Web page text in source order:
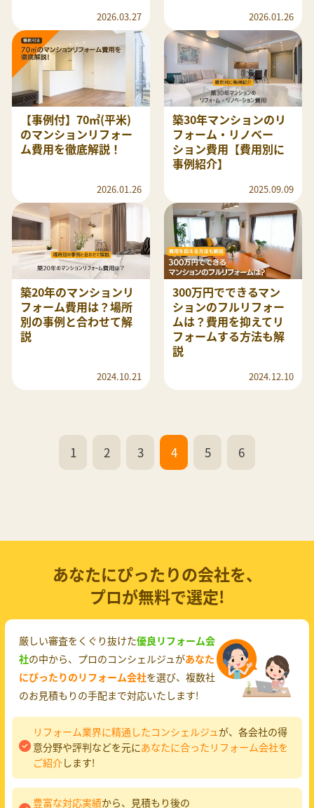
2026.03.27 2026.01.26
【事例付】70㎡(平米)
のマンションリフォー
ム費用を徹底解説！
2026.01.26
築30年マンションのリ
フォーム・リノベー
ション費用【費用別に
事例紹介】
2025.09.09
築20年のマンションリ
フォーム費用は？場所
別の事例と合わせて解
説
2024.10.21
300万円でできるマン
ションのフルリフォー
ムは？費用を抑えてリ
フォームする方法も解
説
2024.12.10
1 2 3 4 5 6
あなたにぴったりの会社を、
プロが無料で選定!
厳しい審査をくぐり抜けた優良リフォーム会
社の中から、プロのコンシェルジュがあなた
にぴったりのリフォーム会社を選び、複数社
のお見積もりの手配まで対応いたします!
リフォーム業界に精通したコンシェルジュが、各会社の得
意分野や評判などを元にあなたに合ったリフォーム会社を
ご紹介します!
豊富な対応実績から、見積もり後の